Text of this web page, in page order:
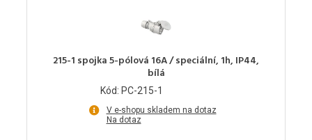
215-1 spojka 5-pólová 16A / speciální, 1h, IP44,
bílá
Kód: PC-215-1
V e-shopu skladem na dotaz
Na dotaz